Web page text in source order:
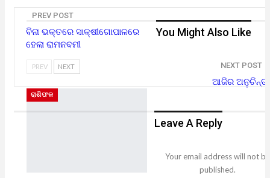
PREV POST
ବିନା ଭକ୍ତରେ ସାକ୍ଷୀଗୋପାଳରେ
ହେଲା ରାମନବମୀ
NEXT POST
ଆଜିର ଅନୁଚିନ୍ତା
You Might Also Like
ରାଶିଫଳ
PREV NEXT
Leave A Reply
Your email address will not be
published.